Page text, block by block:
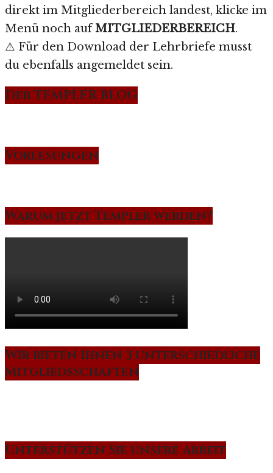
direkt im Mitgliederbereich landest, klicke im
Menü noch aufMITGLIEDERBEREICH.
⚠️ Für den Download der Lehrbriefe musst
du ebenfalls angemeldet sein.
Der TEMPLER BLOG
Vorlesungen
Warum jetzt Templer werden?
Wir bieten Ihnen 3 unterschiedliche
Mitgliedsschaften
Unterstützen Sie unsere Arbeit